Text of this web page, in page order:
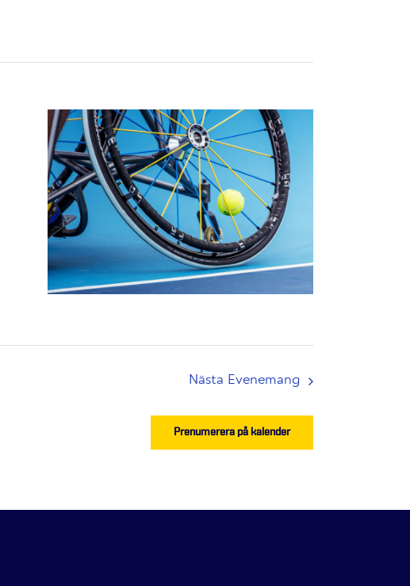
Nästa Evenemang
Prenumerera på kalender